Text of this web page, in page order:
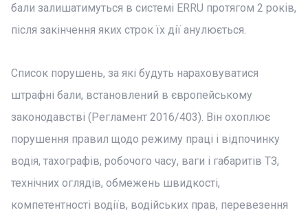
бали залишатимуться в системі ERRU протягом 2 років,
після закінчення яких строк їх дії анулюється.
Список порушень, за які будуть нараховуватися
штрафні бали, встановлений в європейському
законодавстві (Регламент 2016/403). Він охоплює
порушення правил щодо режиму праці і відпочинку
водія, тахографів, робочого часу, ваги і габаритів ТЗ,
технічних оглядів, обмежень швидкості,
компетентності водіїв, водійських прав, перевезення